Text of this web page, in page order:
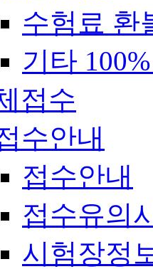
수험료 환
기타
접수
수안내
접수안내
접수유의
시험장정